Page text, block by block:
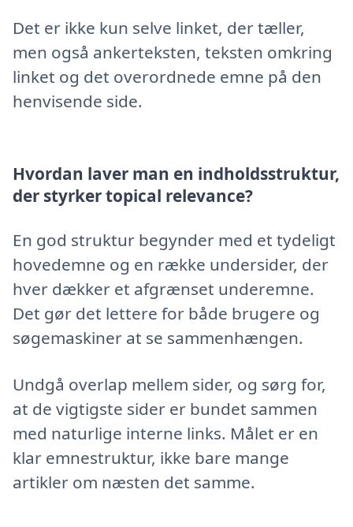
Det er ikke kun selve linket, der tæller,
men også ankerteksten, teksten omkring
linket og det overordnede emne på den
henvisende side.
Hvordan laver man en indholdsstruktur,
der styrker topical relevance?
En god struktur begynder med et tydeligt
hovedemne og en række undersider, der
hver dækker et afgrænset underemne.
Det gør det lettere for både brugere og
søgemaskiner at se sammenhængen.
Undgå overlap mellem sider, og sørg for,
at de vigtigste sider er bundet sammen
med naturlige interne links. Målet er en
klar emnestruktur, ikke bare mange
artikler om næsten det samme.